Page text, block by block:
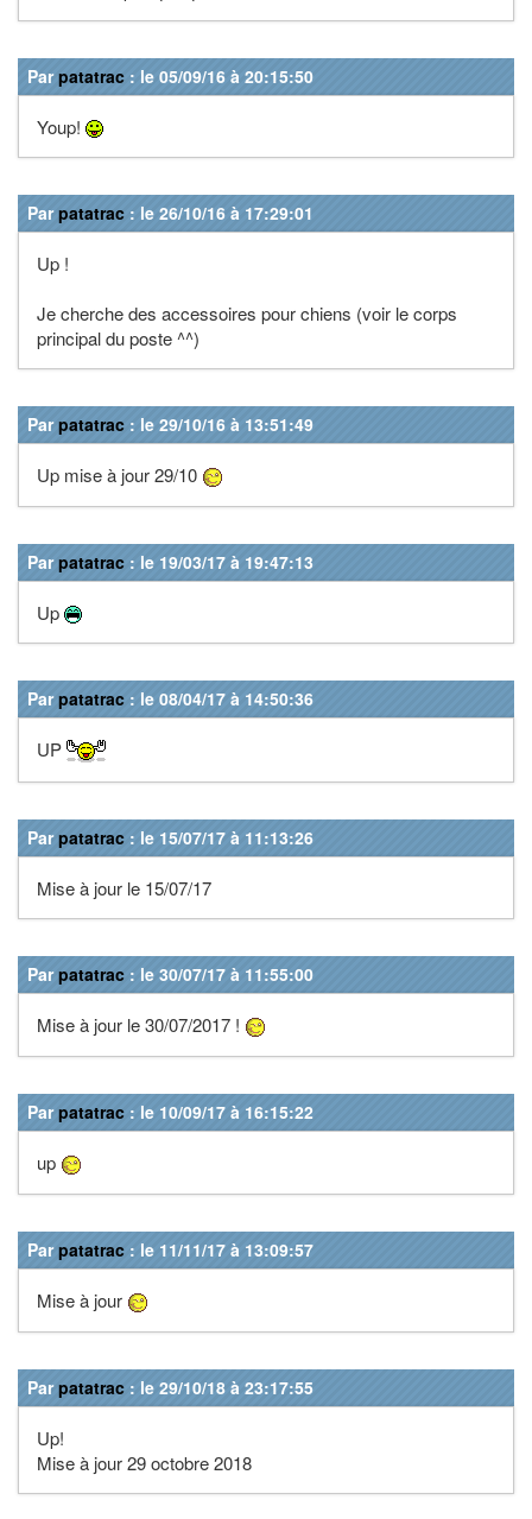
Parpatatrac : le 05/09/16 à 20:15:50
Youp!
Parpatatrac : le 26/10/16 à 17:29:01
Up !
Je cherche des accessoires pour chiens (voir le corps
principal du poste ^^)
Parpatatrac : le 29/10/16 à 13:51:49
Up mise à jour 29/10
Parpatatrac : le 19/03/17 à 19:47:13
Up
Parpatatrac : le 08/04/17 à 14:50:36
UP
Parpatatrac : le 15/07/17 à 11:13:26
Mise à jour le 15/07/17
Parpatatrac : le 30/07/17 à 11:55:00
Mise à jour le 30/07/2017 !
Parpatatrac : le 10/09/17 à 16:15:22
up
Parpatatrac : le 11/11/17 à 13:09:57
Mise à jour
Parpatatrac : le 29/10/18 à 23:17:55
Up!
Mise à jour 29 octobre 2018